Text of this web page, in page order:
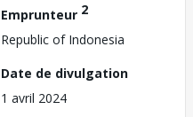
Emprunteur 2
Republic of Indonesia
Date de divulgation
1 avril 2024